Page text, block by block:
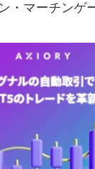
・マーチンゲ